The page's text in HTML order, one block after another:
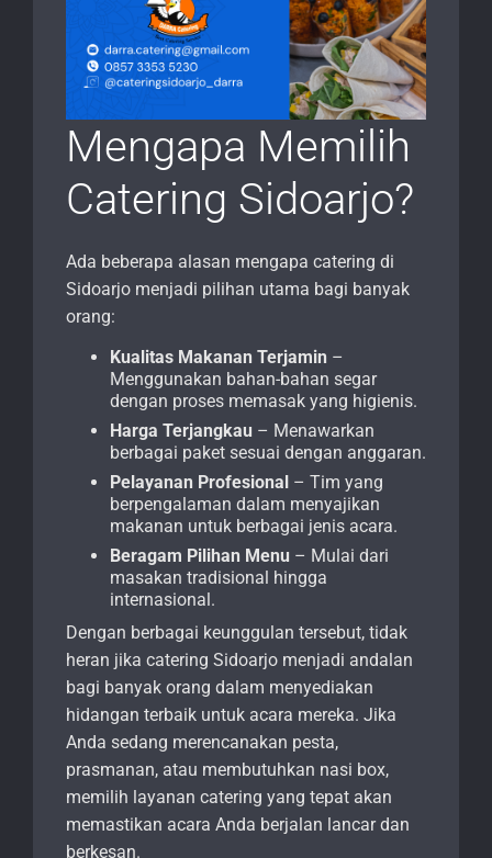
Mengapa Memilih
Catering Sidoarjo?
Ada beberapa alasan mengapa catering di
Sidoarjo menjadi pilihan utama bagi banyak
orang:
Kualitas Makanan Terjamin –
Menggunakan bahan-bahan segar
dengan proses memasak yang higienis.
Harga Terjangkau – Menawarkan
berbagai paket sesuai dengan anggaran.
Pelayanan Profesional – Tim yang
berpengalaman dalam menyajikan
makanan untuk berbagai jenis acara.
Beragam Pilihan Menu – Mulai dari
masakan tradisional hingga
internasional.
Dengan berbagai keunggulan tersebut, tidak
heran jika catering Sidoarjo menjadi andalan
bagi banyak orang dalam menyediakan
hidangan terbaik untuk acara mereka. Jika
Anda sedang merencanakan pesta,
prasmanan, atau membutuhkan nasi box,
memilih layanan catering yang tepat akan
memastikan acara Anda berjalan lancar dan
berkesan.